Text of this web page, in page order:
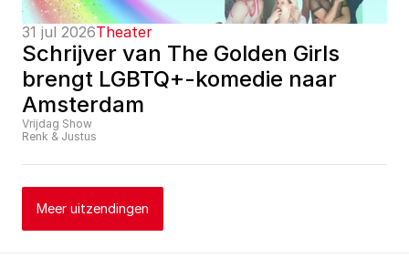
31 jul 2026Theater
Schrijver van The Golden Girls
brengt LGBTQ+-komedie naar
Amsterdam
Vrijdag Show
Renk & Justus
Meer uitzendingen